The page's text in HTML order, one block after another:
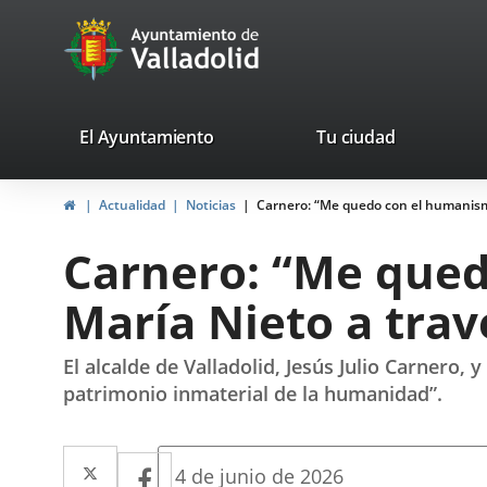
Portal
Web
Ayuntamiento
de
valladolid.es
El Ayuntamiento Tu ciudad
InicioActualidad Noticias Carnero: “Me quedo con el
Carnero: “Me
María Nieto a
El alcalde de Valladolid, Jesús Julio
patrimonio inmaterial de la humanidad”.
Twitter
EnlaceFacebook
Enlace
Fecha
4 de junio de 2026